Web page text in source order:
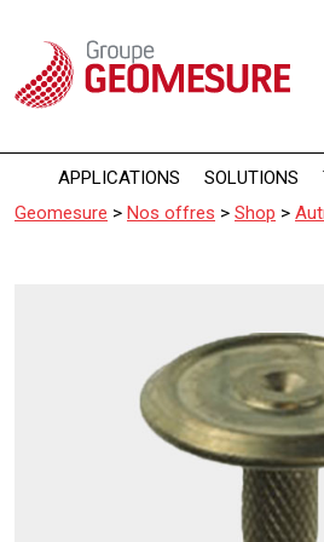
APPLICATIONS SOLUTIONS
Geomesure > Nos offres > Shop >